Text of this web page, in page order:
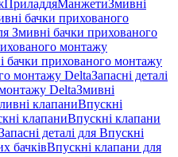
ПриладдяМанжетиЗмивні
бачки прихованого
Змивні бачки прихованого
монтажу
бачки прихованого монтажу
монтажу DeltaЗапасні деталі
DeltaЗмивні
клапаниВпускні
клапаниВпускні клапани
деталі для Впускні
бачківВпускні клапани для